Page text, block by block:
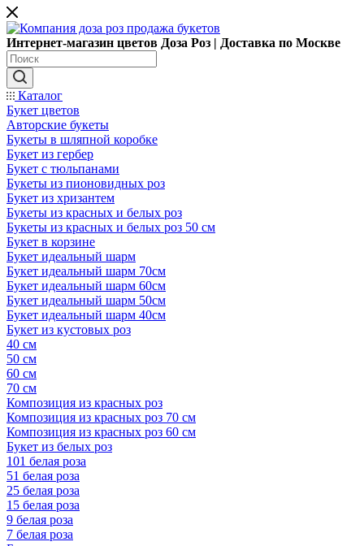
Интернет-магазин цветов Доза Роз | Доставка по Москве
Каталог
Букет цветов
Авторские букеты
Букеты в шляпной коробке
Букет из гербер
Букет с тюльпанами
Букеты из пионовидных роз
Букет из хризантем
Букеты из красных и белых роз
Букеты из красных и белых роз 50 см
Букет в корзине
Букет идеальный шарм
Букет идеальный шарм 70см
Букет идеальный шарм 60см
Букет идеальный шарм 50см
Букет идеальный шарм 40см
Букет из кустовых роз
40 см
50 см
60 см
70 см
Композиция из красных роз
Композиция из красных роз 70 см
Композиция из красных роз 60 см
Букет из белых роз
101 белая роза
51 белая роза
25 белая роза
15 белая роза
9 белая роза
7 белая роза